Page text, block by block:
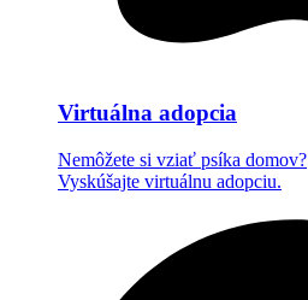
Virtuálna adopcia
Nemôžete si vziať psíka domov?
Vyskúšajte virtuálnu adopciu.